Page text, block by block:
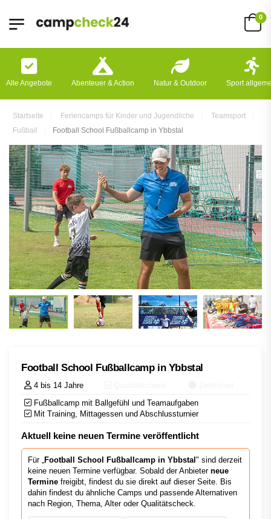
0
Alle Angebote Abenteuer & Action Natur & Outdoor Sport
Startseite Feriencamps für Kinder und Jugendliche
Teamsport
Fußball
Football School Fußballcamp in Ybbstal
Football School Fußballcamp in Ybbstal
4 bis 14 Jahre
Fußballcamp mit Ballgefühl und Teamaufgaben
Mit Training, Mittagessen und Abschlussturnier
Aktuell keine neuen Termine veröffentlicht
Für „ Football School Fußballcamp in Ybbstal" sind derzeit
keine neuen Termine verfügbar. Sobald der Anbieter neue
Termine freigibt, findest du sie direkt auf dieser Seite. Bis
dahin findest du ähnliche Camps und passende Alternativen
nach Region, Thema, Alter oder Qualitätscheck.